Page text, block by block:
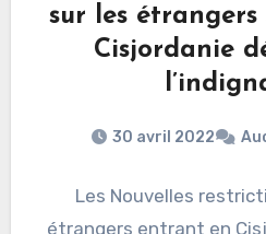
sur les
Cisjordanie
30 avril 2022
Les Nouvelles
étrangers entrant en